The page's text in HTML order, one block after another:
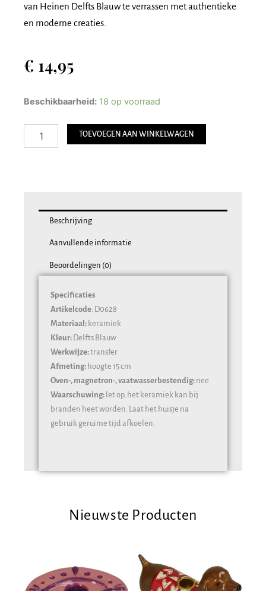
van Heinen Delfts Blauw te verrassen met authentieke
en moderne creaties.
€ 14,95
Beschikbaarheid: 18 op voorraad
Heinen
Blauw
Waxinelichthouder
Huisje
TOEVOEGEN AAN WINKELWAGEN
Beschrijving
Aanvullende informatie
Beoordelingen (0)
Specificaties
Artikelcode: D0628
Materiaal: keramiek
Kleur: Delfts Blauw
Werkwijze:transfer
Afmeting: hoogte 15 cm
Oven-, magnetron-, vaatwasserbestendig: nee
Waarschuwing: let op, het keramiek kan bij
branden heet worden. Laat het huisje na
gebruik geruime tijd afkoelen.
Nieuwste Producten